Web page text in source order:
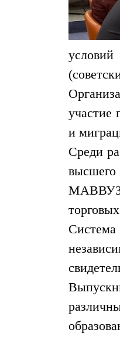
участие
и
Среди
МАВВУЗ